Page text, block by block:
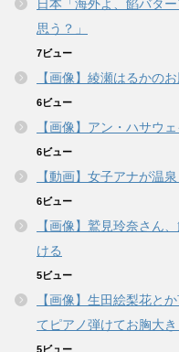
日本「海外よ、餡バタ
思う？」
7ビュー
【画像】綾瀬はるかの
6ビュー
【画像】アン・ハサウ
6ビュー
【動画】女子アナが温
6ビュー
【画像】鷲見玲奈さん
ける
5ビュー
【画像】生田絵梨花と
てピアノ弾けてお胸大き
5ビュー